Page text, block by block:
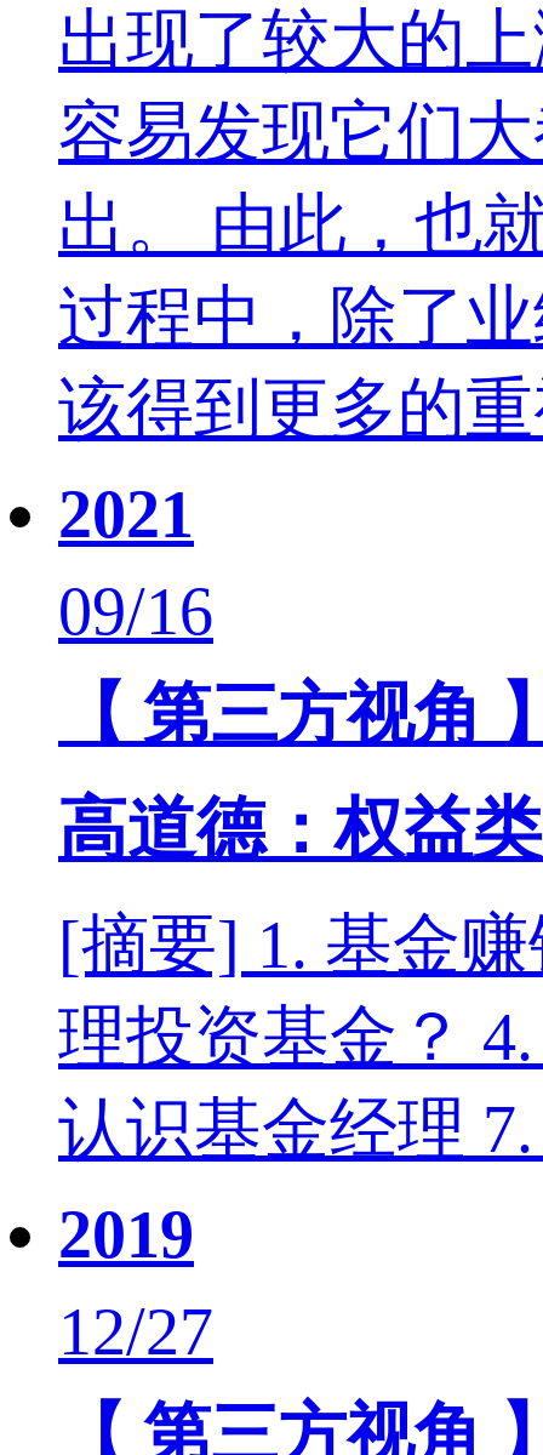
出现了较大的
容易发现它们
出。 由此，也
过程中，除了
该得到更多的
2021
09/16
【 第三方视角
高道德：权益
[摘要] 1. 基金
理投资基金？
认识基金经理
2019
12/27
【 第三方视角